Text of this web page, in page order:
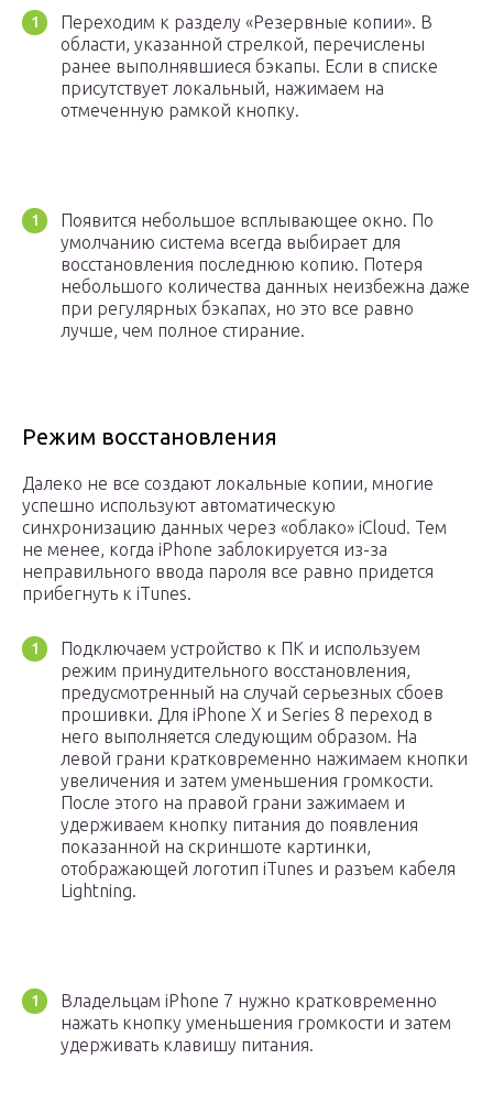
Переходим к разделу «Резервные копии». В
области, указанной стрелкой, перечислены
ранее выполнявшиеся бэкапы. Если в списке
присутствует локальный, нажимаем на
отмеченную рамкой кнопку.
Появится небольшое всплывающее окно. По
умолчанию система всегда выбирает для
восстановления последнюю копию. Потеря
небольшого количества данных неизбежна даже
при регулярных бэкапах, но это все равно
лучше, чем полное стирание.
Режим восстановления
Далеко не все создают локальные копии, многие
успешно используют автоматическую
синхронизацию данных через «облако» iCloud. Тем
не менее, когда iPhone заблокируется из-за
неправильного ввода пароля все равно придется
прибегнуть к iTunes.
Подключаем устройство к ПК и используем
режим принудительного восстановления,
предусмотренный на случай серьезных сбоев
прошивки. Для iPhone X и Series 8 переход в
него выполняется следующим образом. На
левой грани кратковременно нажимаем кнопки
увеличения и затем уменьшения громкости.
После этого на правой грани зажимаем и
удерживаем кнопку питания до появления
показанной на скриншоте картинки,
отображающей логотип iTunes и разъем кабеля
Lightning.
Владельцам iPhone 7 нужно кратковременно
нажать кнопку уменьшения громкости и затем
удерживать клавишу питания.